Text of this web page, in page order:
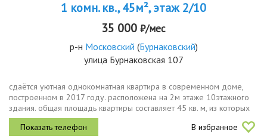
1 комн. кв., 45м², этаж 2/10
35 000 ₽/мес
р-н Московский (Бурнаковский)
улица Бурнаковская 107
сдаётся уютная однокомнатная квартира в современном доме,
построенном в 2017 году. расположена на 2м этаже 10этажного
здания. общая площадь квартиры составляет 45 кв. м, из которых
25 кв. м жилая площадь и 15 кв. м просторная кухня. высота
потолков...
В избранное